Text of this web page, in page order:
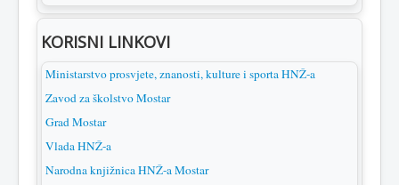
KORISNI LINKOVI
Ministarstvo prosvjete, znanosti, kulture i sporta HNŽ-a
Zavod za školstvo Mostar
Grad Mostar
Vlada HNŽ-a
Narodna knjižnica HNŽ-a Mostar